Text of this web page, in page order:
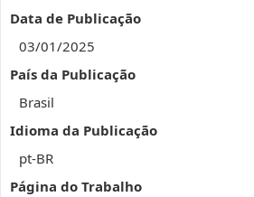
Data de Publicação
03/01/2025
País da Publicação
Brasil
Idioma da Publicação
pt-BR
Página do Trabalho